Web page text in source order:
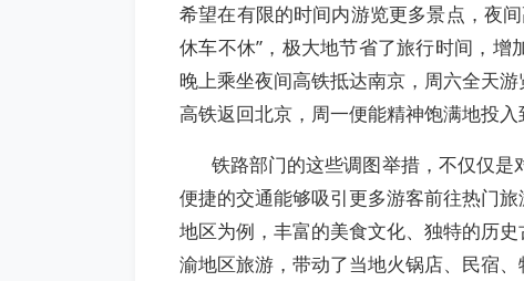
希望在有限的时间内游览更多景点，夜
休车不休”，极大地节省了旅行时间，增
晚上乘坐夜间高铁抵达南京，周六全天
高铁返回北京，周一便能精神饱满地投入
铁路部门的这些调图举措，不仅仅是
便捷的交通能够吸引更多游客前往热门
地区为例，丰富的美食文化、独特的历
渝地区旅游，带动了当地火锅店、民宿